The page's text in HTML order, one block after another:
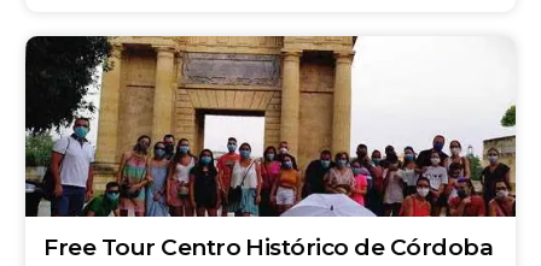
Free Tour Centro Histórico de Córdoba